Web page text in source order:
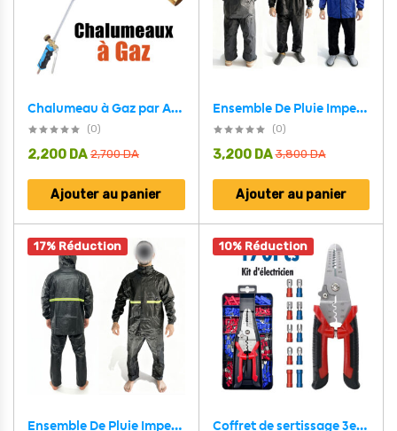
Chalumeau à Gaz par Allumage Pistolet Double Interrupteur
(0)
2,700DA
2,200 DA
Ajouter au panier
Ensemble De Pluie Imperméable Veste Et Pantalon avec Doublure Intérieure V2 – بدلة مقاومة للماء سميكة
(0)
3,800DA
3,200 DA
Ajouter au panier
17% Réduction
Ensemble De Pluie Imperméable Veste Et Pantalon pour une protection optimale V1 – بدلة مقاومة للماء
10% Réduction
Coffret de sertissage 3en1 avec cosses 22-10 AWG – 170 pièces pour l’électricien